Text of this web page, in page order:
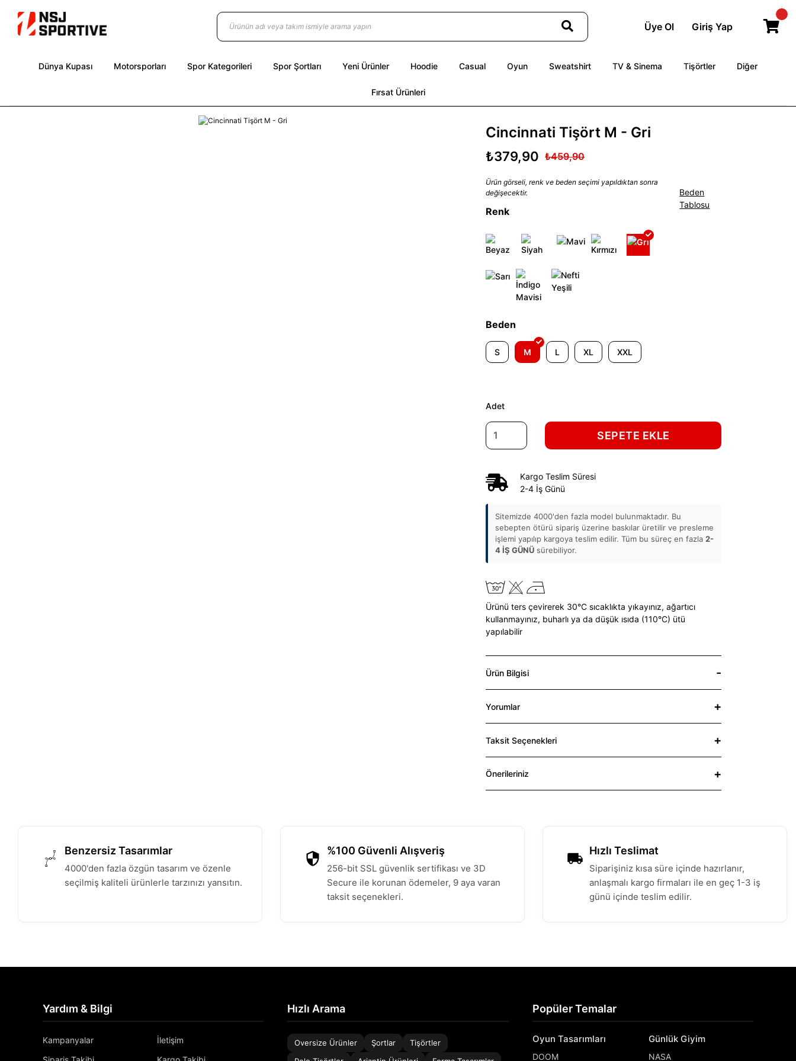
Üye Ol Giriş Yap
Dünya Kupası Motorsporları Spor Kategorileri Spor Şortları Yeni Ürünler Hoodie Casual Oyun Sweatshirt TV & Sinema Tişörtler Diğer
Fırsat Ürünleri
Cincinnati Tişört M - Gri
₺379,90 ₺459,90
Ürün görseli, renk ve beden seçimi yapıldıktan sonra
değişecektir.
Renk
Beden
S M L XL XXL
Beden
Tablosu
Adet
SEPETE EKLE
Kargo Teslim Süresi
2-4 İş Günü
Sitemizde 4000'den fazla model bulunmaktadır. Bu
sebepten ötürü sipariş üzerine baskılar üretilir ve presleme
işlemi yapılıp kargoya teslim edilir. Tüm bu süreç en fazla2-
4 İŞ GÜNÜ sürebiliyor.
Ürünü ters çevirerek 30°C sıcaklıkta yıkayınız, ağartıcı
kullanmayınız, buharlı ya da düşük ısıda (110°C) ütü
yapılabilir
Ürün Bilgisi
Yorumlar
Taksit Seçenekleri
Önerileriniz
Benzersiz Tasarımlar
4000'den fazla özgün tasarım ve özenle
seçilmiş kaliteli ürünlerle tarzınızı yansıtın.
%100 Güvenli Alışveriş
256-bit SSL güvenlik sertifikası ve 3D
Secure ile korunan ödemeler, 9 aya varan
taksit seçenekleri.
Hızlı Teslimat
Siparişiniz kısa süre içinde hazırlanır,
anlaşmalı kargo firmaları ile en geç 1-3 iş
günü içinde teslim edilir.
Yardım & Bilgi
Kampanyalar
İletişim
Hızlı Arama
Oversize Ürünler Şortlar
Tişörtler
Popüler Temalar
Oyun Tasarımları
DOOM
Günlük Giyim
NASA